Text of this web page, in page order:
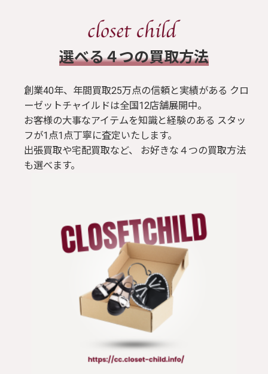
​選べる４つの買取方法
創業40年、年間買取25万点の信頼と実績がある クロ
ーゼットチャイルドは全国12店舗展開中。
お客様の大事なアイテムを知識と経験のある スタッ
フが1点1点丁寧に査定いたします。
出張買取や宅配買取など、 お好きな４つの買取方法
も選べます。